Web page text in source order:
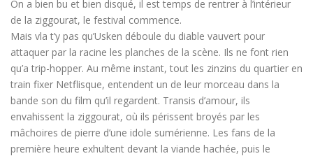
On a bien bu et bien disqué, il est temps de rentrer à l’intérieur
de la ziggourat, le festival commence.
Mais vla t’y pas qu’Usken déboule du diable vauvert pour
attaquer par la racine les planches de la scène. Ils ne font rien
qu’a trip-hopper. Au même instant, tout les zinzins du quartier en
train fixer Netflisque, entendent un de leur morceau dans la
bande son du film qu’il regardent. Transis d’amour, ils
envahissent la ziggourat, où ils périssent broyés par les
mâchoires de pierre d’une idole sumérienne. Les fans de la
première heure exhultent devant la viande hachée, puis le